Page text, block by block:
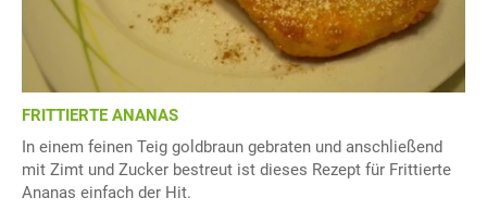
FRITTIERTE ANANAS
In einem feinen Teig goldbraun gebraten und anschließend
mit Zimt und Zucker bestreut ist dieses Rezept für Frittierte
Ananas einfach der Hit.